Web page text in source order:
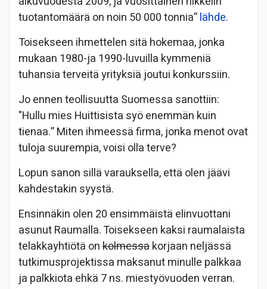
tuotantomäärä on noin 50 000 tonnia”lähde.
Toisekseen ihmettelen sitä hokemaa, jonka
mukaan 1980-ja 1990-luvuilla kymmeniä
tuhansia terveitä yrityksiä joutui konkurssiin.
Jo ennen teollisuutta Suomessa sanottiin:
"Hullu mies Huittisista syö enemmän kuin
tienaa.” Miten ihmeessä firma, jonka menot ovat
tuloja suurempia, voisi olla terve?
Lopun sanon sillä varauksella, että olen jäävi
kahdestakin syystä.
Ensinnäkin olen 20 ensimmäistä elinvuottani
asunut Raumalla. Toisekseen kaksi raumalaista
telakkayhtiötä onkolmessakorjaan neljässä
tutkimusprojektissa maksanut minulle palkkaa
ja palkkiota ehkä 7 ns. miestyövuoden verran.